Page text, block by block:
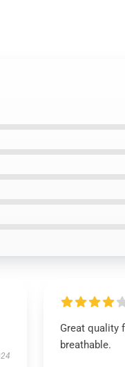
Great quality
breathable.